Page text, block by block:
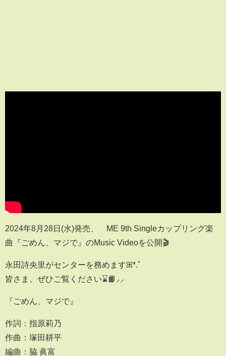
2024年8月28日(水)発売、≠ME 9th Singleカップリング楽
曲『ごめん、マジで』のMusic Videoを公開🎬
永田詩央里がセンターを務めますꕤ*.ﾟ
皆さま、ぜひご覧ください⌛📙⸝⸝
『ごめん、マジで』
作詞：指原莉乃
作曲：塚田耕平
編曲：脇 眞富